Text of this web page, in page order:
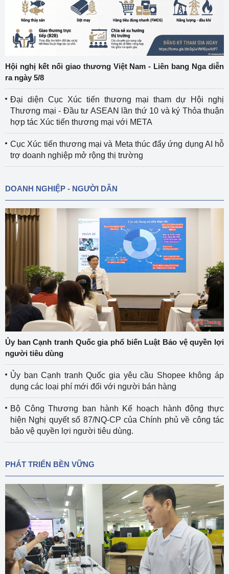
Hội nghị kết nối giao thương Việt Nam - Liên bang Nga diễn
ra ngày 5/8
Đại diện Cục Xúc tiến thương mại tham dự Hội nghị
Thương mại - Đầu tư ASEAN lần thứ 10 và ký Thỏa thuận
hợp tác Xúc tiến thương mại với META
Cục Xúc tiến thương mại và Meta thúc đẩy ứng dụng AI hỗ
trợ doanh nghiệp mở rộng thị trường
DOANH NGHIỆP - NGƯỜI DÂN
Ủy ban Cạnh tranh Quốc gia phổ biến Luật Bảo vệ quyền lợi
người tiêu dùng
Ủy ban Cạnh tranh Quốc gia yêu cầu Shopee không áp
dụng các loại phí mới đối với người bán hàng
Bộ Công Thương ban hành Kế hoạch hành động thực
hiện Nghị quyết số 87/NQ-CP của Chính phủ về công tác
bảo vệ quyền lợi người tiêu dùng.
PHÁT TRIỂN BỀN VỮNG